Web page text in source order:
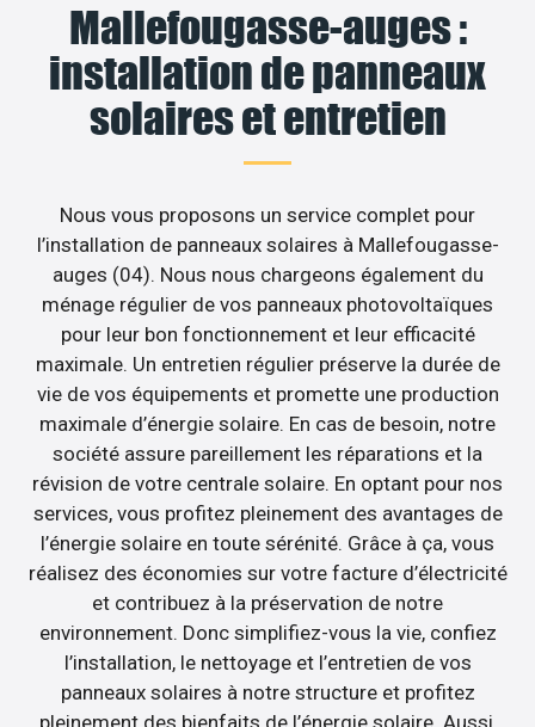
Mallefougasse-auges :
installation de panneaux
solaires et entretien
Nous vous proposons un service complet pour
l’installation de panneaux solaires à Mallefougasse-
auges (04). Nous nous chargeons également du
ménage régulier de vos panneaux photovoltaïques
pour leur bon fonctionnement et leur efficacité
maximale. Un entretien régulier préserve la durée de
vie de vos équipements et promette une production
maximale d’énergie solaire. En cas de besoin, notre
société assure pareillement les réparations et la
révision de votre centrale solaire. En optant pour nos
services, vous profitez pleinement des avantages de
l’énergie solaire en toute sérénité. Grâce à ça, vous
réalisez des économies sur votre facture d’électricité
et contribuez à la préservation de notre
environnement. Donc simplifiez-vous la vie, confiez
l’installation, le nettoyage et l’entretien de vos
panneaux solaires à notre structure et profitez